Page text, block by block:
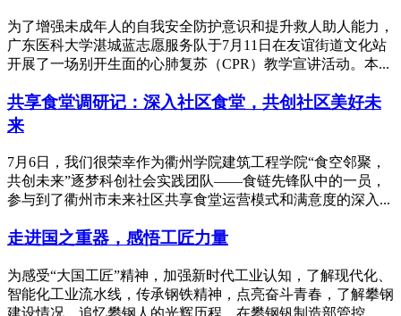
为了增强未成年人的自我安全防护意识和提升救人助人能力，
广东医科大学湛城蓝志愿服务队于7月11日在友谊街道文化站
开展了一场别开生面的心肺复苏（CPR）教学宣讲活动。本...
共享食堂调研记：深入社区食堂，共创社区美好未
来
7月6日，我们很荣幸作为衢州学院建筑工程学院“食空邻聚，
共创未来”逐梦科创社会实践团队——食链先锋队中的一员，
参与到了衢州市未来社区共享食堂运营模式和满意度的深入...
走进国之重器，感悟工匠力量
为感受“大国工匠”精神，加强新时代工业认知，了解现代化、
智能化工业流水线，传承钢铁精神，点亮奋斗青春，了解攀钢
建设情况，追忆攀钢人的光辉历程。在攀钢钒制造部管控...